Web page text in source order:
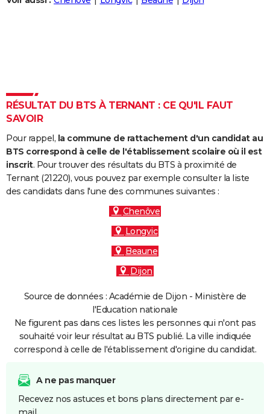
Carte de Noël
Carte Bonne année
Carte Saint-Valentin
Carte Pâques
Carte d'anniversaire
Dictionnaire
Biographies
Citations
Expressions
Proverbes
PROGRAMME TV
COPAINS D'AVANT
S'inscrire
Se connecter
Lycées
Collèges
Primaires
Universités
Entreprises
Service militaire
Avis de recherche
AVIS DE DÉCÈS
RÉSULTAT DU BTS À TERNANT : CE QU'IL FAUT
SAVOIR
Pour rappel, la commune de rattachement d'un candidat au
BTS correspond à celle de l'établissement scolaire où il est
inscrit. Pour trouver des résultats du BTS à proximité de
Ternant (21220), vous pouvez par exemple consulter la liste
des candidats dans l'une des communes suivantes :
Chenôve
Longvic
Beaune
Dijon
Source de données : Académie de Dijon - Ministère de
l'Education nationale
Ne figurent pas dans ces listes les personnes qui n'ont pas
souhaité voir leur résultat au BTS publié. La ville indiquée
correspond à celle de l'établissement d'origine du candidat.
A ne pas manquer
Recevez nos astuces et bons plans directement par e-